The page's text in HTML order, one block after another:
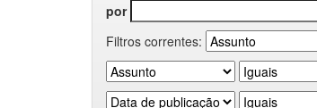
por
Filtros correntes: